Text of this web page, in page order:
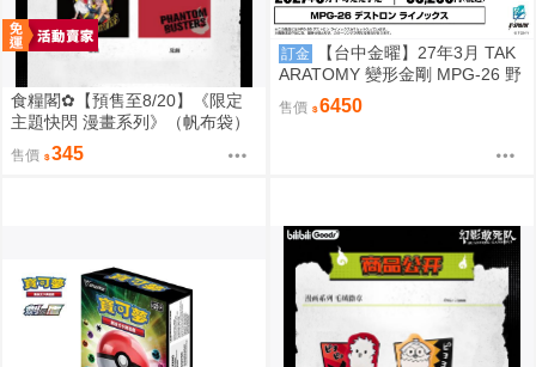
食糧閣✿【預售至8/20】《限定
主題快閃 漫畫系列》（帆布袋）
惡靈剋星／幻影敢死隊／主題快
閃／宍喰野虎落／是岸遊人／觀
售價 345
訂金
【台中金曜】27年3月 TAK
ARATOMY 變形金剛 MPG-26 野
獸戰爭 掠奪金剛 黑化 犀牛 0828
售價 6450